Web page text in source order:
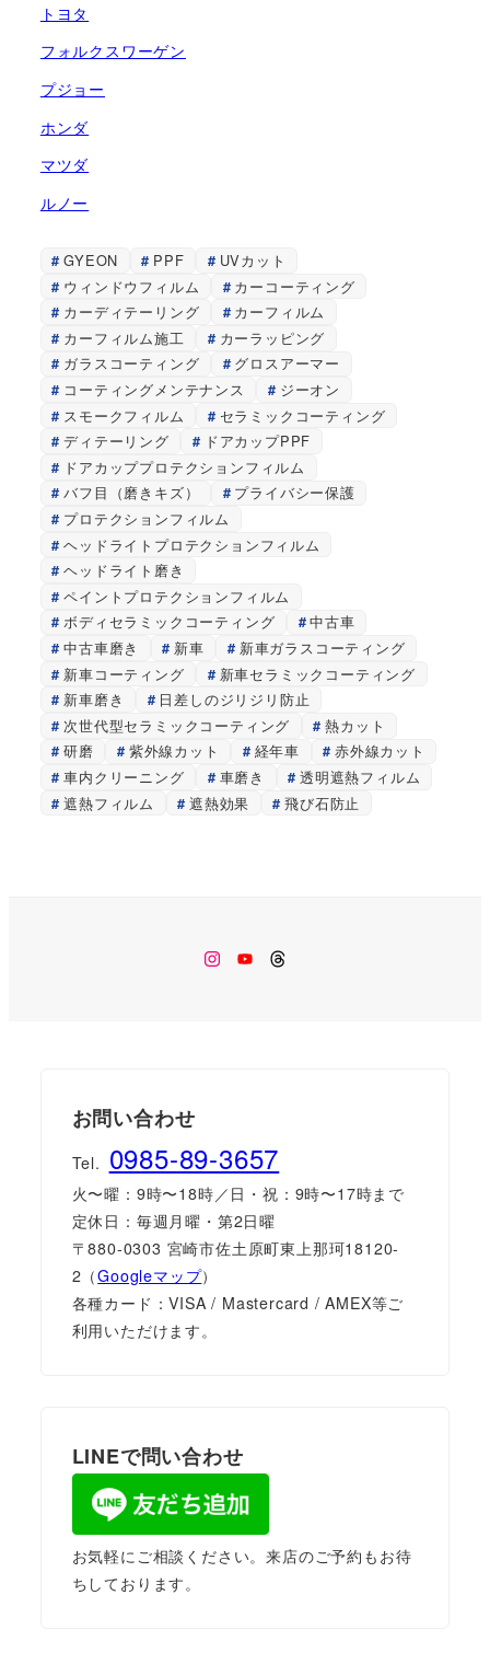
トヨタ
フォルクスワーゲン
プジョー
ホンダ
マツダ
ルノー
GYEON PPF
UVカット
ウィンドウフィルム
カーコーティング
カーディテーリング
カーフィルム
カーフィルム施工
カーラッピング
ガラスコーティング
グロスアーマー
コーティングメンテナンス
ジーオン
スモークフィルム
セラミックコーティング
ディテーリング
ドアカップPPF
ドアカッププロテクションフィルム
バフ目（磨きキズ）
プライバシー保護
プロテクションフィルム
ヘッドライトプロテクションフィルム
ヘッドライト磨き
ペイントプロテクションフィルム
ボディセラミックコーティング
中古車
中古車磨き
新車
新車ガラスコーティング
新車コーティング
新車セラミックコーティング
新車磨き
日差しのジリジリ防止
次世代型セラミックコーティング
熱カット
研磨
紫外線カット 経年車
赤外線カット
車内クリーニング
車磨き
透明遮熱フィルム
遮熱フィルム
遮熱効果 飛び石防止
Instagram
YoutubeThreads
お問い合わせ
Tel. 0985-89-3657
火〜曜：9時〜18時／日・祝：9時〜17時まで
定休日：毎週月曜・第2日曜
〒880-0303 宮崎市佐土原町東上那珂18120-
2（Googleマップ）
各種カード：VISA / Mastercard / AMEX等ご
利用いただけます。
LINEで問い合わせ
お気軽にご相談ください。来店のご予約もお待
ちしております。